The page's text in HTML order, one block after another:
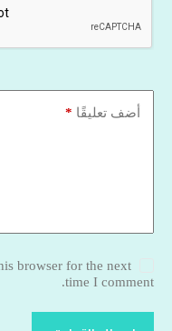
أضف تعليقًا *
browser for the next
time I comment.